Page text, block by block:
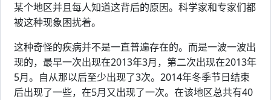
某个地区并且每人知道这背后的原因。科学家和专家们都
被这种现象困扰着。
这种奇怪的疾病并不是一直普遍存在的。而是一波一波出
现的，最早一次出现在2013年3月，第二次出现在2013年
5月。自从那以后至少出现了3次。2014年冬季节日结束
后出现了一些，在5月又出现了一次。在该地区总共有40